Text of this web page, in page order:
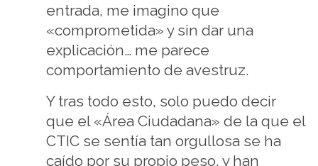
entrada, me imagino que
«comprometida» y sin dar una
explicación… me parece
comportamiento de avestruz.
Y tras todo esto, solo puedo decir
que el «Área Ciudadana» de la que el
CTIC se sentía tan orgullosa se ha
caído por su propio peso, y han